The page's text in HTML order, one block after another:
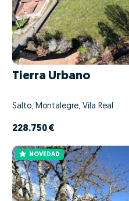
Tierra Urbano
Salto, Montalegre, Vila Real
228.750 €
NOVEDAD